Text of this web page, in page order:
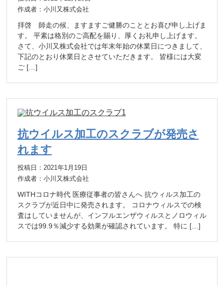
作成者：小川又株式会社
拝啓 師走の候、ますますご健勝のこととお喜び申し上げま
す。 平素は格別のご高配を賜り、厚くお礼申し上げます。
さて、小川又株式会社では年末年始の休業日につきまして、
下記のとおり休業日とさせていただきます。 皆様には大変
ご […]
抗ウイルス加工のスクラブが発売さ
れます
投稿日：2021年1月19日
作成者：小川又株式会社
WITHコロナ時代 医療従事者の皆さんへ 抗ウィルス加工の
スクラブが近日中に発売されます。 コロナウィルスでの検
査はしていませんが、インフルエンザウィルスとノロウィル
スでは99.9％減少する効果が確認されています。 特に […]